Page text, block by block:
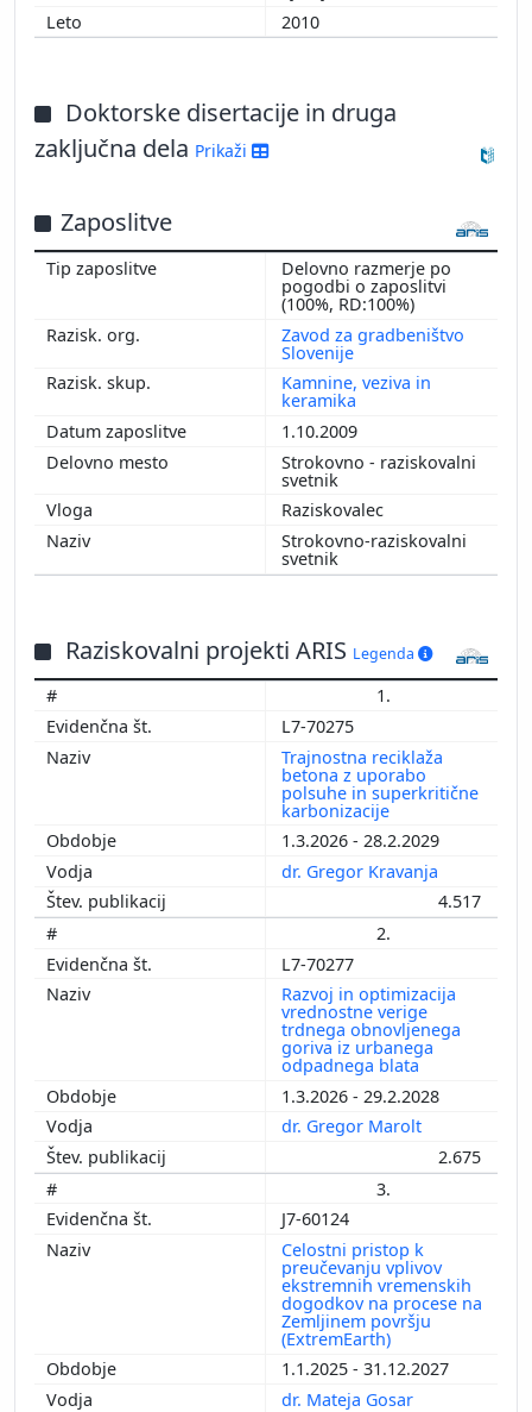
2010
Doktorske disertacije in druga
zaključna dela Prikaži
Zaposlitve
Delovno razmerje po
pogodbi o zaposlitvi
(100%, RD:100%)
Zavod za gradbeništvo
Slovenije
Kamnine, veziva in
keramika
1.10.2009
Strokovno - raziskovalni
svetnik
Raziskovalec
Strokovno-raziskovalni
svetnik
Raziskovalni projekti ARIS Legenda
1.
L7-70275
Trajnostna reciklaža
betona z uporabo
polsuhe in superkritične
karbonizacije
1.3.2026 - 28.2.2029
dr. Gregor Kravanja
4.517
2.
L7-70277
Razvoj in optimizacija
vrednostne verige
trdnega obnovljenega
goriva iz urbanega
odpadnega blata
1.3.2026 - 29.2.2028
dr. Gregor Marolt
2.675
3.
J7-60124
Celostni pristop k
preučevanju vplivov
ekstremnih vremenskih
dogodkov na procese na
Zemljinem površju
(ExtremEarth)
1.1.2025 - 31.12.2027
dr. Mateja Gosar